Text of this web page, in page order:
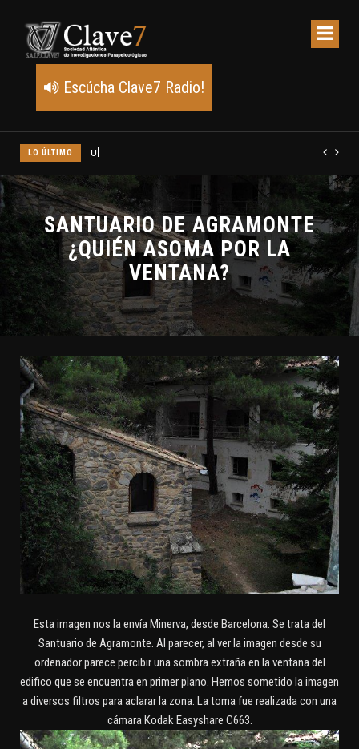
Escúcha Clave7 Radio!
LO ÚLTIMO Un meteoro explota sobre Estados Unidos y abre la pista
SANTUARIO DE AGRAMONTE
¿QUIÉN ASOMA POR LA
VENTANA?
Esta imagen nos la envía Minerva, desde Barcelona. Se trata del
Santuario de Agramonte. Al parecer, al ver la imagen desde su
ordenador parece percibir una sombra extraña en la ventana del
edifico que se encuentra en primer plano. Hemos sometido la imagen
a diversos filtros para aclarar la zona. La toma fue realizada con una
cámara Kodak Easyshare C663.